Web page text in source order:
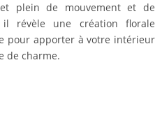
plein de mouvement et de
révèle une création florale
pour apporter à votre intérieur
de charme.